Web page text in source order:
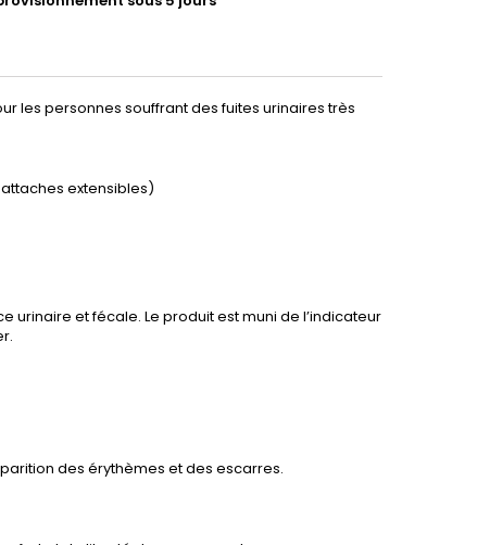
les personnes souffrant des fuites urinaires très
extensibles)
urinaire et fécale. Le produit est muni de l’indicateur
des érythèmes et des escarres.